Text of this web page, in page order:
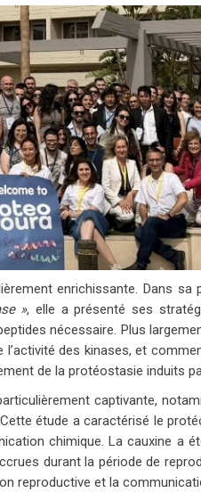
enrichissante. Dans sa
», elle a présenté ses
nécessaire. Plus
des kinases, et
de la protéostasie induits
captivante,
étude a caractérisé le
chimique. La cauxine a
durant la période de
reproductive et la